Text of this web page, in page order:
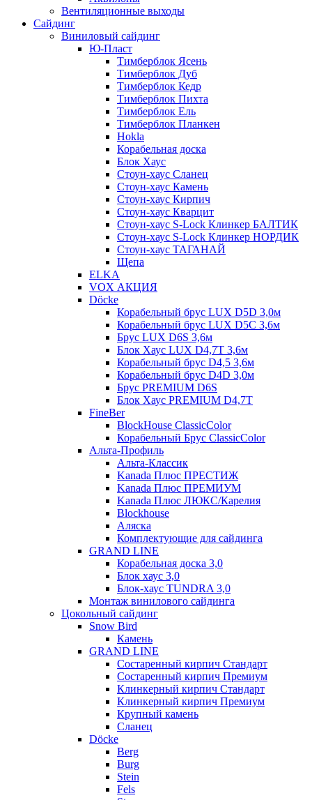
Вентиляционные выходы
Сайдинг
Виниловый сайдинг
Ю-Пласт
Тимберблок Ясень
Тимберблок Дуб
Тимберблок Кедр
Тимберблок Пихта
Тимберблок Ель
Тимберблок Планкен
Hokla
Корабельная доска
Блок Хаус
Стоун-хаус Сланец
Стоун-хаус Камень
Стоун-хаус Кирпич
Стоун-хаус Кварцит
Стоун-хаус S-Lock Клинкер БАЛТИК
Стоун-хаус S-Lock Клинкер НОРДИК
Стоун-хаус ТАГАНАЙ
Щепа
ELKA
VOX АКЦИЯ
Döcke
Корабельный брус LUX D5D 3,0м
Корабельный брус LUX D5C 3,6м
Брус LUX D6S 3,6м
Блок Хаус LUX D4,7T 3,6м
Корабельный брус D4,5 3,6м
Корабельный брус D4D 3,0м
Брус PREMIUM D6S
Блок Хаус PREMIUM D4,7T
FineBer
BlockHouse ClassicColor
Корабельный Брус ClassicColor
Альта-Профиль
Альта-Классик
Kanada Плюс ПРЕСТИЖ
Kanada Плюс ПРЕМИУМ
Kanada Плюс ЛЮКС/Карелия
Blockhouse
Аляска
Комплектующие для сайдинга
GRAND LINE
Корабельная доска 3,0
Блок хаус 3,0
Блок-хаус TUNDRA 3,0
Монтаж винилового сайдинга
Цокольный сайдинг
Snow Bird
Камень
GRAND LINE
Состаренный кирпич Стандарт
Состаренный кирпич Премиум
Клинкерный кирпич Стандарт
Клинкерный кирпич Премиум
Крупный камень
Сланец
Döcke
Berg
Burg
Stein
Fels